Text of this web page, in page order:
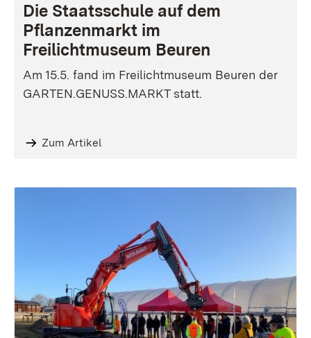
Die Staatsschule auf dem
Pflanzenmarkt im
Freilichtmuseum Beuren
Am 15.5. fand im Freilichtmuseum Beuren der
GARTEN.GENUSS.MARKT statt.
Zum Artikel